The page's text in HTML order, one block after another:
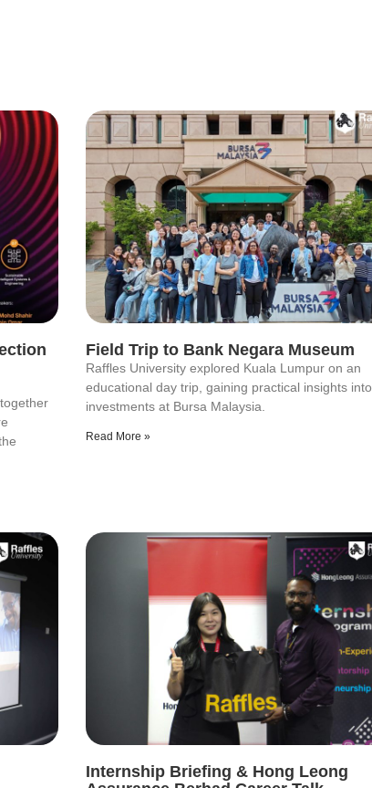
Field Trip to Bank Negara Museum
Raffles University explored Kuala Lumpur on an
educational day trip, gaining practical insights into
investments at Bursa Malaysia.
Read More »
Internship Briefing & Hong Leong